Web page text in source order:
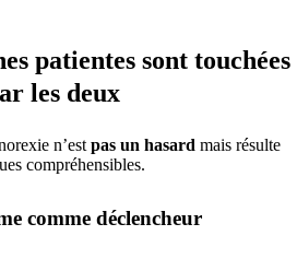
patientes sont touchées
les deux
n’estpas un hasard mais résulte
compréhensibles.
comme déclencheur